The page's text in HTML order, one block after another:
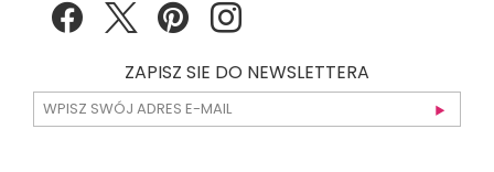
ZAPISZ SIE DO NEWSLETTERA